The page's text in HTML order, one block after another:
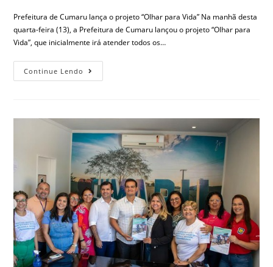
Prefeitura de Cumaru lança o projeto “Olhar para Vida” Na manhã desta
quarta-feira (13), a Prefeitura de Cumaru lançou o projeto “Olhar para
Vida”, que inicialmente irá atender todos os…
Continue Lendo